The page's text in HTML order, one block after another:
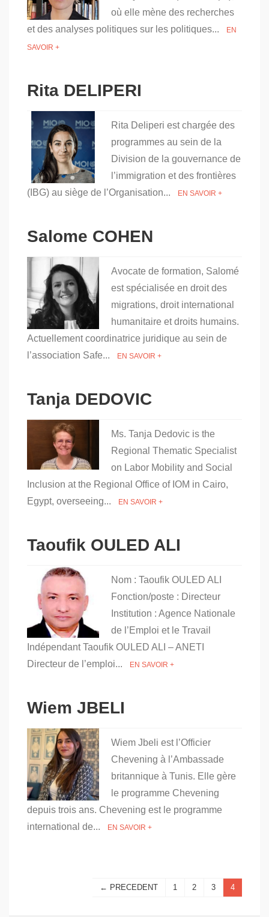
où elle mène des recherches
et des analyses politiques sur les politiques...
EN
SAVOIR +
Rita DELIPERI
Rita Deliperi est chargée des
programmes au sein de la
Division de la gouvernance de
l’immigration et des frontières
(IBG) au siège de l’Organisation...
EN SAVOIR +
Salome COHEN
Avocate de formation, Salomé
est spécialisée en droit des
migrations, droit international
humanitaire et droits humains.
Actuellement coordinatrice juridique au sein de
l’association Safe...
EN SAVOIR +
Tanja DEDOVIC
Ms. Tanja Dedovic is the
Regional Thematic Specialist
on Labor Mobility and Social
Inclusion at the Regional Office of IOM in Cairo,
Egypt, overseeing...
EN SAVOIR +
Taoufik OULED ALI
Nom : Taoufik OULED ALI
Fonction/poste : Directeur
Institution : Agence Nationale
de l’Emploi et le Travail
Indépendant Taoufik OULED ALI – ANETI
Directeur de l’emploi...
EN SAVOIR +
Wiem JBELI
Wiem Jbeli est l’Officier
Chevening à l’Ambassade
britannique à Tunis. Elle gère
le programme Chevening
depuis trois ans. Chevening est le programme
international de...
EN SAVOIR +
← PRECEDENT 1 2 3 4